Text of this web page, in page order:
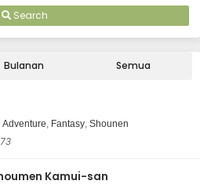
Search
Bulanan Semua
Adventure, Fantasy, Shounen
Kamui-san